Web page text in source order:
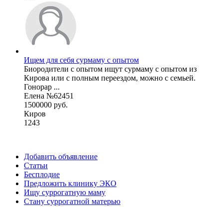
Ищем для себя сурмаму с опытом
Биородители с опытом ищут сурмаму с опытом из
Кирова или с полным переездом, можно с семьей.
Гонорар ...
Елена №62451
1500000 руб.
Киров
1243
Добавить объявление
Статьи
Бесплодие
Предложить клинику ЭКО
Ищу суррогатную маму
Стану суррогатной матерью